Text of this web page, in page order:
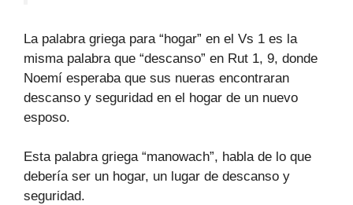
La palabra griega para “hogar” en el Vs 1 es la
misma palabra que “descanso” en Rut 1, 9, donde
Noemí esperaba que sus nueras encontraran
descanso y seguridad en el hogar de un nuevo
esposo.
Esta palabra griega “manowach”, habla de lo que
debería ser un hogar, un lugar de descanso y
seguridad.